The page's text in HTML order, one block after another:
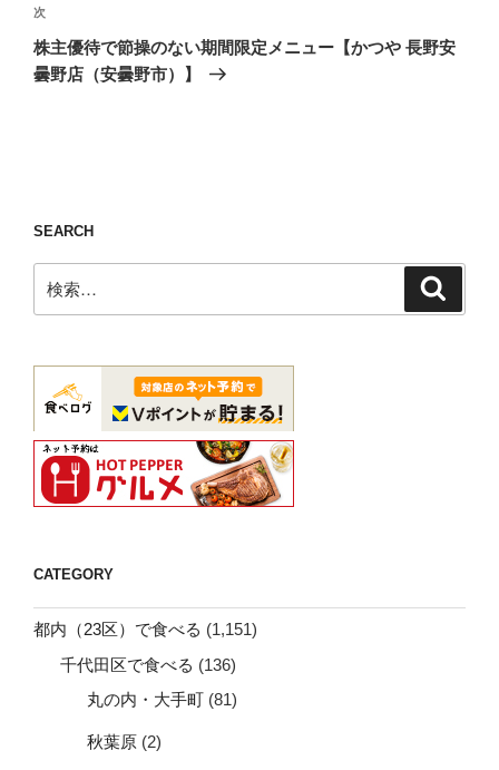
ゲ
ー
シ
次
の
投
次
株主優待で節操のない期間限定メニュー【かつや 長野安
曇野店（安曇野市）】
SEARCH
索:
CATEGORY
都内（23区）で食べる (1,151)
千代田区で食べる (136)
丸の内・大手町 (81)
秋葉原 (2)